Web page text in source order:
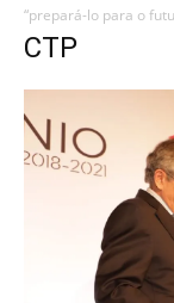
“prepará-lo para o
CTP